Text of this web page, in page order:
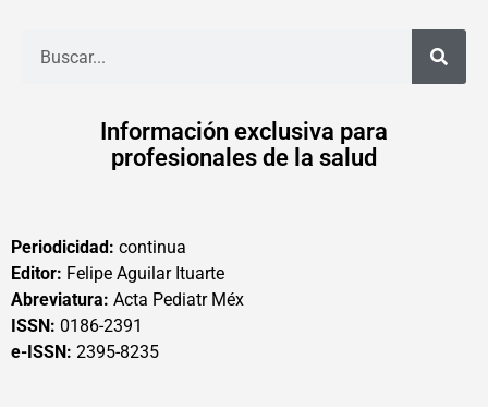
Información exclusiva para
profesionales de la salud
Periodicidad: continua
Editor: Felipe Aguilar Ituarte
Abreviatura: Acta Pediatr Méx
ISSN: 0186-2391
e-ISSN: 2395-8235